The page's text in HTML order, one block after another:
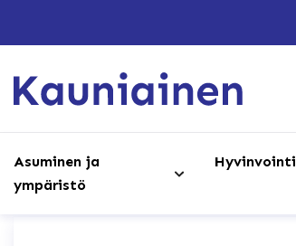
Asuminen ja
ympäristö
Hyvinvointi